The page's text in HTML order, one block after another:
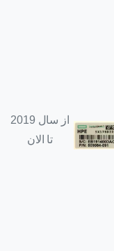
از سال 2019
تا الان